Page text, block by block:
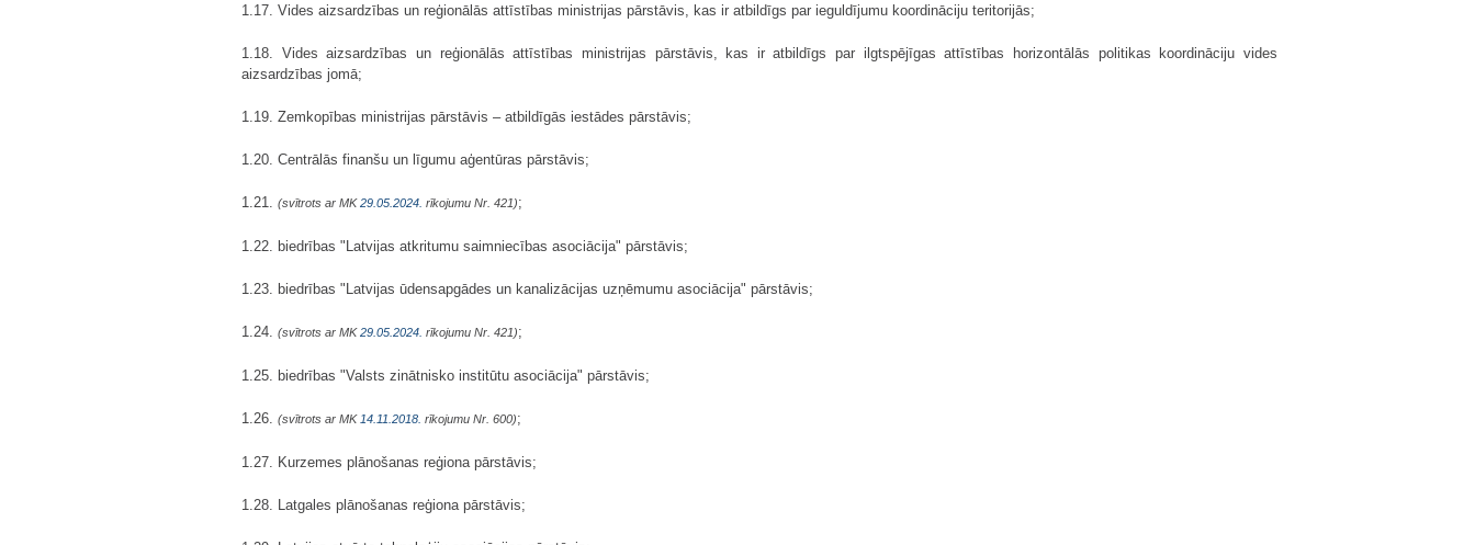
1.17. Vides aizsardzības un reģionālās attīstības ministrijas pārstāvis, kas ir atbildīgs par ieguldījumu koordināciju teritorijās;
1.18. Vides aizsardzības un reģionālās attīstības ministrijas pārstāvis, kas ir atbildīgs par ilgtspējīgas attīstības horizontālās politikas koordināciju vides
aizsardzības jomā;
1.19. Zemkopības ministrijas pārstāvis – atbildīgās iestādes pārstāvis;
1.20. Centrālās finanšu un līgumu aģentūras pārstāvis;
1.21. (svītrots ar MK29.05.2024. rīkojumu Nr. 421);
1.22. biedrības "Latvijas atkritumu saimniecības asociācija" pārstāvis;
1.23. biedrības "Latvijas ūdensapgādes un kanalizācijas uzņēmumu asociācija" pārstāvis;
1.24. (svītrots ar MK29.05.2024. rīkojumu Nr. 421);
1.25. biedrības "Valsts zinātnisko institūtu asociācija" pārstāvis;
1.26. (svītrots ar MK 14.11.2018. rīkojumu Nr. 600);
1.27. Kurzemes plānošanas reģiona pārstāvis;
1.28. Latgales plānošanas reģiona pārstāvis;